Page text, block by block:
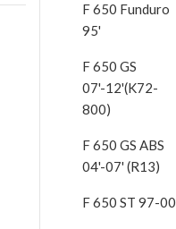
F 650 Funduro
95'
F 650 GS
07'-12'(K72-
800)
F 650 GS ABS
04'-07' (R13)
F 650 ST 97-00